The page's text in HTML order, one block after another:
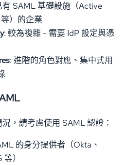
有 SAML 基礎設施（Active
）的企業
: 較為複雜 - 需要 IdP 設定與憑
: 進階的角色對應、集中式用
，請考慮使用 SAML 認證：
的身分提供者（Okta、
）